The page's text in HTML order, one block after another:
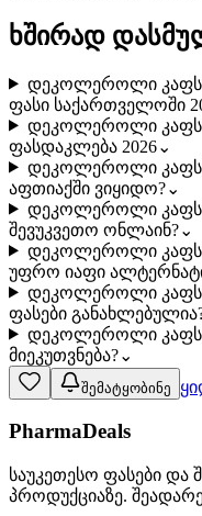
ხშირად
დეკოლეროლი
ფასი საქართველოში
დეკოლეროლი
ფასდაკლება 2026⌄
დეკოლეროლი
აფთიაქში ვიყიდო?⌄
დეკოლეროლი
შევუკვეთო ონლაინ?⌄
დეკოლეროლი
უფრო იაფი
დეკოლეროლი
ფასები
დეკოლეროლი
მიეკუთვნება?⌄
შემატყობინე
PharmaDeals
საუკეთესო ფასები და
პროდუქციაზე.